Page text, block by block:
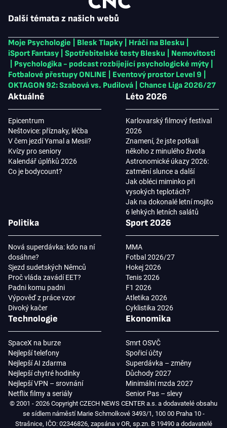
Další témata z našich webů
Moje Psychologie Blesk Tlapky Hráči na Blesku
iSport Fantasy
Spotřebitelské testy Blesku
Nemovitosti
Psychologika - podcast rozbíjející psychologické mýty
Fotbalové přestupy ONLINE
Eventový prostor Level 9
OKTAGON 92: Szabová vs. Pudilová
Chance Liga 2026/27
Aktuálně
Epicentrum
Neštovice: příznaky, léčba
V čem jezdí Yamal a Mesii?
Kvízy pro seniory
Kalendář úplňků 2026
Co je bodycount?
Léto 2026
Karlovarský filmový festival
2026
Znamení, že jste potkali
někoho z minulého života
Astronomické úkazy 2026:
zatmění slunce a další
Jak obléci miminko při
vysokých teplotách?
Jak na dokonalé letní mojito
6 lehkých letních salátů
Politika
Nová superdávka: kdo na ní
dosáhne?
Sjezd sudetských Němců
Proč vláda zavádí EET?
Padni komu padni
Výpověď z práce vzor
Divoký kačer
Sport 2026
MMA
Fotbal 2026/27
Hokej 2026
Tenis 2026
F1 2026
Atletika 2026
Cyklistika 2026
Technologie
SpaceX na burze
Nejlepší telefony
Nejlepší AI zdarma
Nejlepší chytré hodinky
Nejlepší VPN – srovnání
Netflix filmy a seriály
Ekonomika
Smrt OSVČ
Spořicí účty
Superdávka – změny
Důchody 2027
Minimální mzda 2027
Senior Pas – slevy
© 2001 - 2026 Copyright CZECH NEWS CENTER a.s. a dodavatelé obsahu
se sídlem náměstí Marie Schmolkové 3493/1, 100 00 Praha 10 -
Strašnice, IČO: 02346826, zapsána v OR, sp.zn. B 19490 a dodavatelé